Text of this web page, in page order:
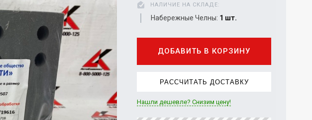
НАЛИЧИЕ НА СКЛАДЕ:
Набережные Челны: 1 шт.
ДОБАВИТЬ В КОРЗИНУ
РАССЧИТАТЬ ДОСТАВКУ
Нашли дешевле? Снизим цену!